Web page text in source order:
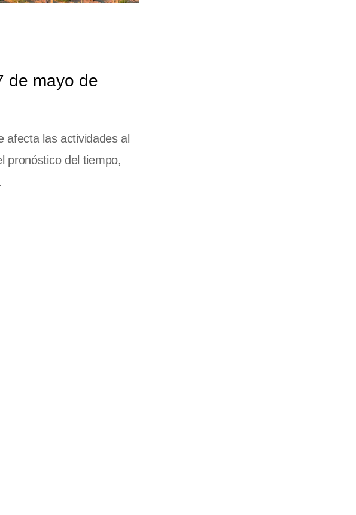
de mayo de
las actividades al
pronóstico del tiempo,